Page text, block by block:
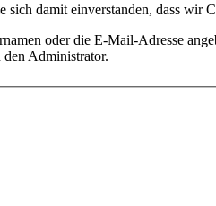
damit einverstanden, dass wir
oder die E-Mail-Adresse
Administrator.